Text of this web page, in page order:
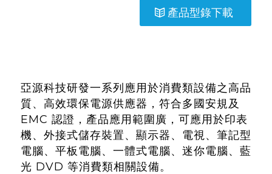
產品型錄下載
亞源科技研發一系列應用於消費類設備之高品
質、高效環保電源供應器，符合多國安規及
EMC 認證，產品應用範圍廣，可應用於印表
機、外接式儲存裝置、顯示器、電視、筆記型
電腦、平板電腦、一體式電腦、迷你電腦、藍
光 DVD 等消費類相關設備。